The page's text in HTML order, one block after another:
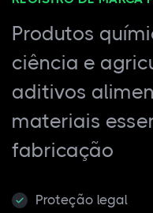
Produtos
ciência e
aditivos
materiais
fabricação
Proteção legal